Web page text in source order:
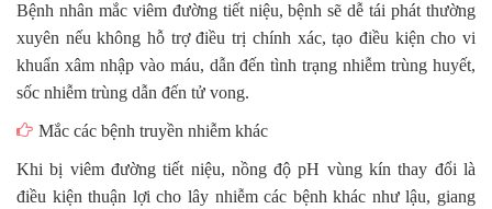
Bệnh nhân mắc viêm đường tiết niệu, bệnh sẽ dễ tái phát thường
xuyên nếu không hỗ trợ điều trị chính xác, tạo điều kiện cho vi
khuẩn xâm nhập vào máu, dẫn đến tình trạng nhiễm trùng huyết,
sốc nhiễm trùng dẫn đến tử vong.
Mắc các bệnh truyền nhiễm khác
Khi bị viêm đường tiết niệu, nồng độ pH vùng kín thay đổi là
điều kiện thuận lợi cho lây nhiễm các bệnh khác như lậu, giang